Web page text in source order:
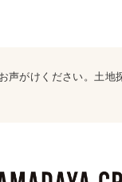
がけください。土